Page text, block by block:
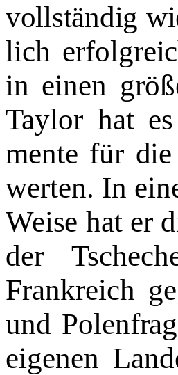
vollständig
lich
in einen
Taylor hat
mente für
werten. In
Weise hat er
der
Frankreich
und
eigenen